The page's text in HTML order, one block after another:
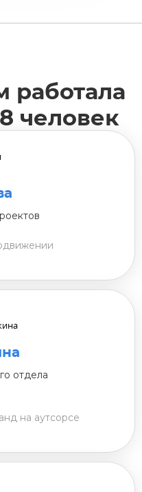
работала
человек
отдела
на аутсорсе